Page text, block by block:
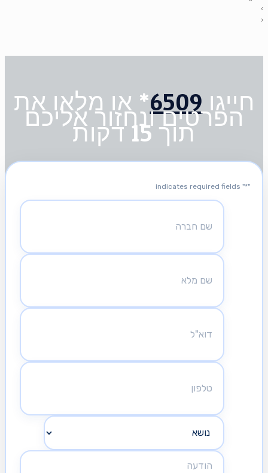
‹
›
חייגו 6509* או מלאו את
הפרטים ונחזור אליכם
תוך 15 דקות
"
*
" indicates required fields